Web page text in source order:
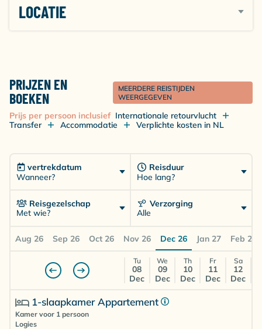
LOCATIE
PRIJZEN EN
BOEKEN
MEERDERE REISTIJDEN
WEERGEGEVEN
Prijs per persoon inclusief Internationale retourvlucht
Transfer
Accommodatie Verplichte kosten in NL
vertrekdatum
Wanneer?
Reisduur
Hoe lang?
Reisgezelschap
Met wie?
Verzorging
Alle
Aug 26 Sep 26 Oct 26 Nov 26 Dec 26 Jan 27 Feb 27
Tu
08
Dec
We
09
Dec
Th
10
Dec
Fr
11
Dec
Sa
12
Dec
1-slaapkamer Appartement
Kamer voor 1 persoon
Logies